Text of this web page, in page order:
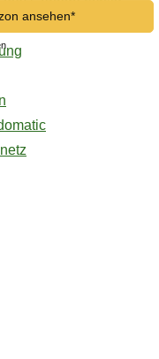
ansehen*
Warenzeichen von
verbundenen